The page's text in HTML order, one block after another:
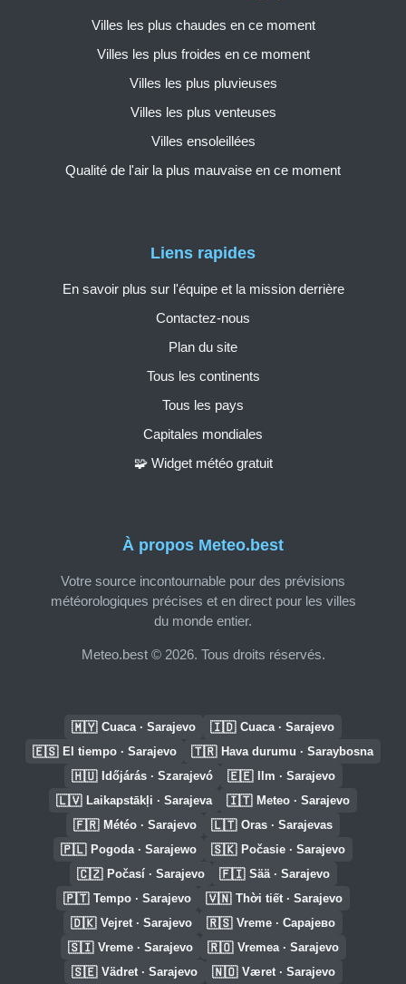
À propos Meteo.best
Votre source incontournable pour des prévisions
météorologiques précises et en direct pour les villes
du monde entier.
Meteo.best © 2026. Tous droits réservés.
Liens rapides
En savoir plus sur l'équipe et la mission derrière
Contactez-nous
Plan du site
Tous les continents
Tous les pays
Capitales mondiales
🧩 Widget météo gratuit
Villes les plus chaudes en ce moment
Villes les plus froides en ce moment
Villes les plus pluvieuses
Villes les plus venteuses
Villes ensoleillées
Qualité de l'air la plus mauvaise en ce moment
🇲🇾 Cuaca · Sarajevo 🇮🇩 Cuaca · Sarajevo
🇪🇸 El tiempo · Sarajevo 🇹🇷 Hava durumu · Saraybosna
🇭🇺 Időjárás · Szarajevó 🇪🇪 Ilm · Sarajevo
🇱🇻 Laikapstākļi · Sarajeva 🇮🇹 Meteo · Sarajevo
🇫🇷 Météo · Sarajevo 🇱🇹 Oras · Sarajevas
🇵🇱 Pogoda · Sarajewo 🇸🇰 Počasie · Sarajevo
🇨🇿 Počasí · Sarajevo 🇫🇮 Sää · Sarajevo
🇵🇹 Tempo · Sarajevo 🇻🇳 Thời tiết · Sarajevo
🇩🇰 Vejret · Sarajevo 🇷🇸 Vreme · Сарајево
🇸🇮 Vreme · Sarajevo 🇷🇴 Vremea · Sarajevo
🇸🇪 Vädret · Sarajevo 🇳🇴 Været · Sarajevo